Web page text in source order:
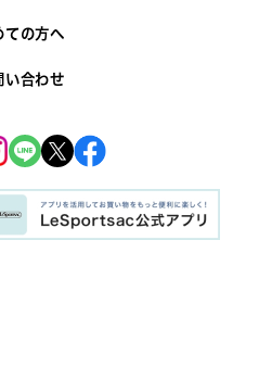
ての方へ
い合わせ